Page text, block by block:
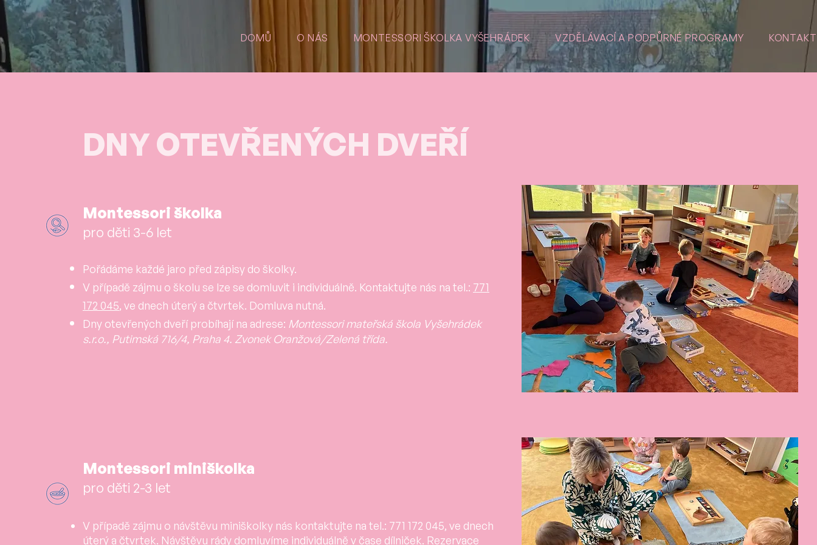
DOMŮ O NÁS MONTESSORI ŠKOLKA VYŠEHRÁDEK VZDĚLÁVACÍ A PODPŮRNÉ PROGRAMY KONTAKT
DNY OTEVŘENÝCH DVEŘÍ​
Montessori školka
pro děti 3-6 let
Pořádáme každé jaro před zápisy do školky.
V případě zájmu o školu se lze se domluvit i individuálně. Kontaktujte nás na tel.: 771
172 045, ve dnech úterý a čtvrtek. Domluva nutná.
Dny otevřených dveří probíhají na adrese: Montessori mateřská škola Vyšehrádek
s.r.o., Putimská 716/4, Praha 4. Zvonek Oranžová/Zelená třída.
​Montessori miniškolka
pro děti 2-3 let
V případě zájmu o návštěvu miniškolky nás kontaktujte na tel.: 771 172 045, ve dnech
úterý a čtvrtek. Návštěvu rády domluvíme individuálně v čase dílniček. Rezervace